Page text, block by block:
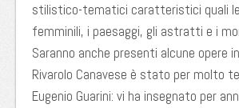
stilistico-tematici caratteristici quali
femminili, i paesaggi, gli astratti e i
Saranno anche presenti alcune opere
Rivarolo Canavese è stato per molto
Eugenio Guarini: vi ha insegnato per